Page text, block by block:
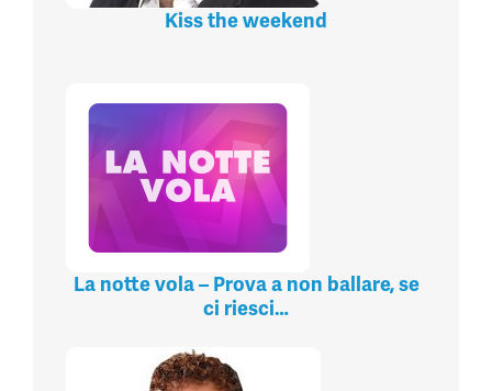
Kiss the weekend
La notte vola – Prova a non ballare, se
ci riesci…